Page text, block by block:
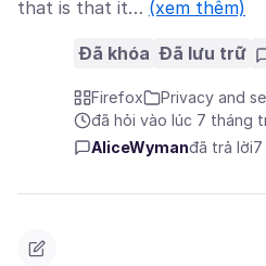
that is that it… (xem thêm)
Đã khóa Đã lưu trữ
Firefox
Privacy and
đã hỏi vào lúc 7 tháng
AliceWymanđã trả lời